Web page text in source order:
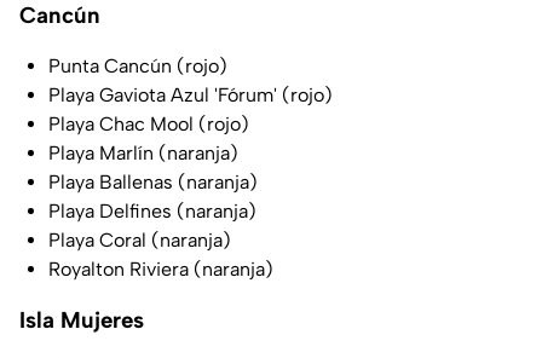
Cancún
Punta Cancún (rojo)
Playa Gaviota Azul 'Fórum' (rojo)
Playa Chac Mool (rojo)
Playa Marlín (naranja)
Playa Ballenas (naranja)
Playa Delfines (naranja)
Playa Coral (naranja)
Royalton Riviera (naranja)
Isla Mujeres